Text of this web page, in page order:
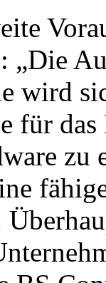
„Die
wird
für
zu